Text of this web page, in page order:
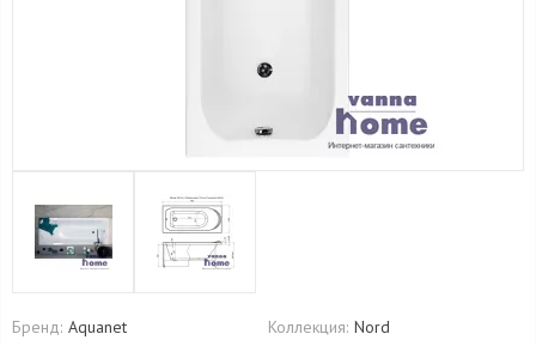
Бренд: Aquanet Коллекция: Nord